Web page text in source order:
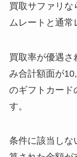
買取サファリな
ムレートと通常
買取率が優遇さ
み合計額面が
のギフトカード
す。
条件に該当しな